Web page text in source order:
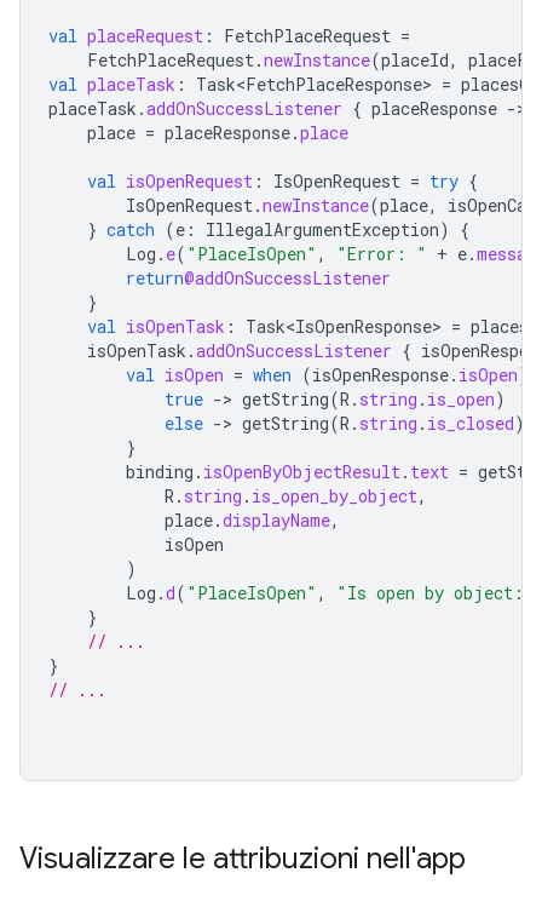
val placeRequest : FetchPlaceRequest =
FetchPlaceRequest.newInstance(placeId,
val placeTask : Task<FetchPlaceResponse> =
placeTask .addOnSuccessListener { placeResponse -
place = placeResponse.place
val isOpenRequest : IsOpenRequest = try {
IsOpenRequest.newInstance(place,
} catch (e : IllegalArgumentException)
{
Log . e( "PlaceIsOpen" , "Error: " + e.
return@addOnSuccessListener
}
val isOpenTask : Task<IsOpenResponse> =
isOpenTask .addOnSuccessListener {
val isOpen = when (isOpenResponse. isOpen)
true -> getString(R . string . is_open)
else -> getString(R . string . is_closed)
}
binding . isOpenByObjectResult. text =
R . string . is_open_by_object,
place.displayName,
isOpen
)
Log .d( "PlaceIsOpen" , "Is open by object:
}
// ...
}
// ...
Visualizzare le attribuzioni nell'app